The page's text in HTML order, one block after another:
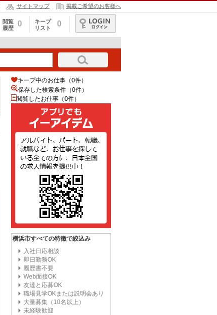
サイトマップ 掲載ご希望のお客様へ
閲覧
履歴
0
キープ
リスト
0
ログイン
キープ中のお仕事（0件）
保存した検索条件（0件）
閲覧したお仕事（0件）
横浜市すべての特徴で絞込み
入社日応相談
即日勤務OK
履歴書不要
Web面接OK
友達と応募OK
職場見学OKまたは説明会あり
大量募集（10名以上）
未経験歓迎